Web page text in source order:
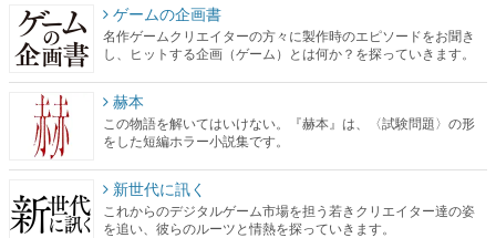
ゲームの企画書
名作ゲームクリエイターの方々に製作時のエピソードをお聞き
し、ヒットする企画（ゲーム）とは何か？を探っていきます。
赫本
この物語を解いてはいけない。『赫本』は、〈試験問題〉の形
をした短編ホラー小説集です。
新世代に訊く
これからのデジタルゲーム市場を担う若きクリエイター達の姿
を追い、彼らのルーツと情熱を探っていきます。